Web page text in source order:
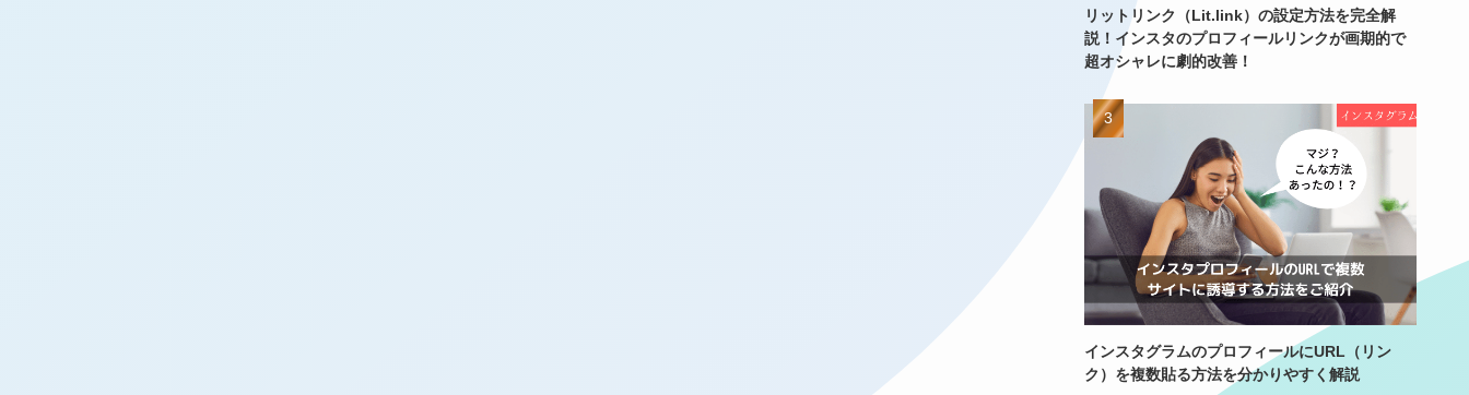
お問い合わせがよりスムーズです。
LINEで問い合わせ →
リットリンク（Lit.link）の設定方法を完全解
説！インスタのプロフィールリンクが画期的で
超オシャレに劇的改善！
インスタグラムのプロフィールにURL（リン
ク）を複数貼る方法を分かりやすく解説